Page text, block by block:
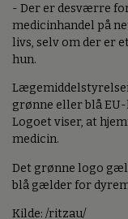
- Der er desværre
medicinhandel på
livs, selv om der er
hun.
grønne eller blå
Logoet viser, at
medicin.
Det grønne logo
blå gælder for
Kilde: /ritzau/